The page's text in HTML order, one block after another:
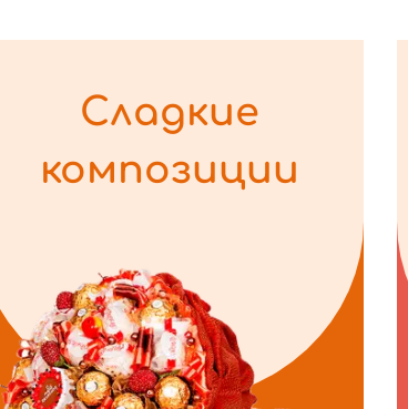
Сладкие
композиции